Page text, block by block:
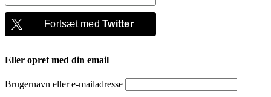
Fortsæt medTwitter
Eller opret med din email
Brugernavn eller e-mailadresse